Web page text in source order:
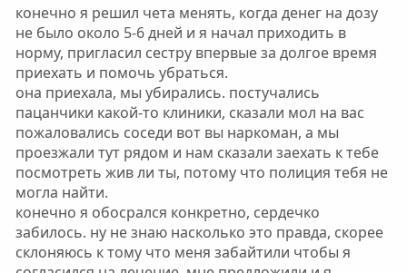
конечно я решил чета менять, когда денег на дозу
не было около 5-6 дней и я начал приходить в
норму, пригласил сестру впервые за долгое время
приехать и помочь убраться.
она приехала, мы убирались. постучались
пацанчики какой-то клиники, сказали мол на вас
пожаловались соседи вот вы наркоман, а мы
проезжали тут рядом и нам сказали заехать к тебе
посмотреть жив ли ты, потому что полиция тебя не
могла найти.
конечно я обосрался конкретно, сердечко
забилось. ну не знаю насколько это правда, скорее
склоняюсь к тому что меня забайтили чтобы я